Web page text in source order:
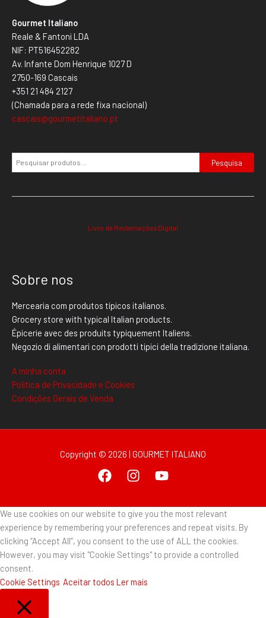
Gourmet Italiano
Reale & Fantoni LDA
NIF: PT516452282
Av. Infante Dom Henrique 1027 D
2750-169 Cascais
+351 21 484 2127
(Chamada para a rede fixa nacional)
cascais@gourmetitaliano.pt
Pesquisa
Livro de Reclamações Digital
Sobre nos
Mercearia com produtos típicos italianos.
Grocery store with typical Italian products.
Épicerie avec des produits typiquement Italiens.
Negozio di alimentari con prodotti tipici della tradizione italiana.
A minha conta
Politica de Privacidade e Cookies
Condições Gerais de Venda
Copyright © 2026 | GOURMET ITALIANO
We use cookies on our website to give you the most relevant
experience by remembering your preferences and repeat visits. By
clicking “Accept All”, you consent to the use of ALL the cookies.
However, you may visit "Cookie Settings" to provide a controlled
consent.
Cookie Settings Aceitar todos Ler mais